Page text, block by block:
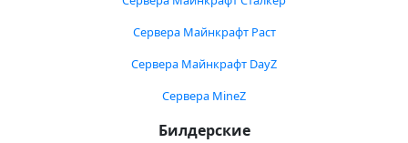
Сервера Майнкрафт Раст
Сервера Майнкрафт DayZ
Сервера MineZ
Билдерские